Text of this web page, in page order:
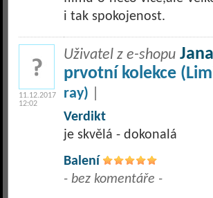
i tak spokojenost.
11.12.2017
12:02
Uživatel z e-shopu
prvotní kolekce
ray)
Verdikt
je skvělá - dokonalá
Balení
- bez komentáře -